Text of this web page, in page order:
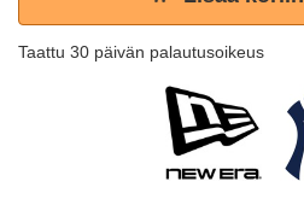
Taattu 30 päivän palautusoikeus